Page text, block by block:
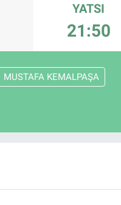
YATSI
21:50
MUSTAFA KEMALPAŞA